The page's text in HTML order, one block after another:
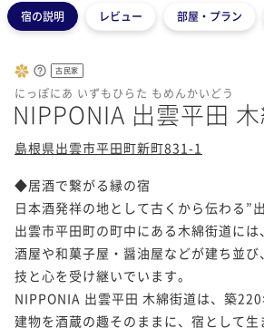
宿の説明 レビュー 部屋・プラン
古民家
にっぽにあ いずもひらた もめんかいどう
NIPPONIA 出雲平田
島根県出雲市平田町新町831-1
◆居酒で繋がる縁の宿
日本酒発祥の地として古くから伝わる”出
出雲市平田町の町中にある木綿街道には
酒屋や和菓子屋・醤油屋などが建ち並
技と心を受け継いでいます。
NIPPONIA 出雲平田 木綿街道は、築
建物を酒蔵の趣そのままに、宿として生